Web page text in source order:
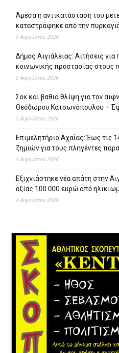
Άμεσα η αντικατάσταση του
καταστράφηκε από την
5 Αυγούστου 2026
Δήμος Αιγιάλειας: Αιτήσεις
κοινωνικής προστασίας στους
5 Αυγούστου 2026
Σοκ και βαθιά θλίψη για τον
Θεόδωρου Κατσωνόπουλου –
5 Αυγούστου 2026
Επιμελητήριο Αχαΐας: Έως τις
ζημιών για τους πληγέντες
4 Αυγούστου 2026
Εξιχνιάστηκε νέα απάτη στην
αξίας 100.000 ευρώ από
4 Αυγούστου 2026